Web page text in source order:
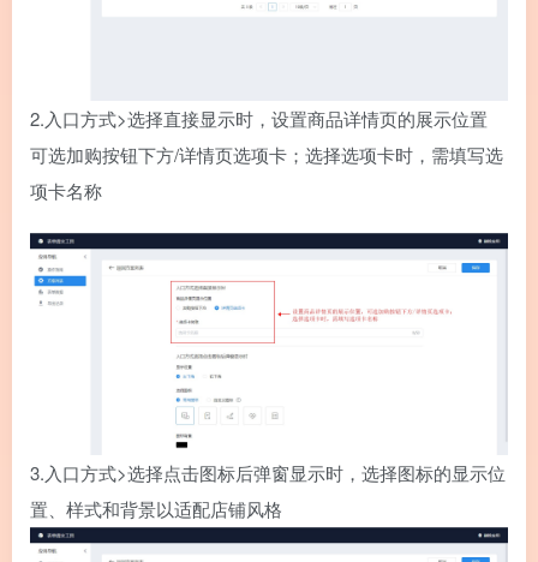
2.入口方式>选择直接显示时，设置商品详情页的展示位置
可选加购按钮下方/详情页选项卡；选择选项卡时，需填写选
项卡名称
3.入口方式>选择点击图标后弹窗显示时，选择图标的显示位
置、样式和背景以适配店铺风格